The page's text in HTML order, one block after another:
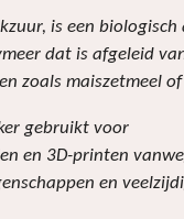
is een
dat is afgeleid
zoals maiszetmeel
gebruikt voor
en 3D-printen
en